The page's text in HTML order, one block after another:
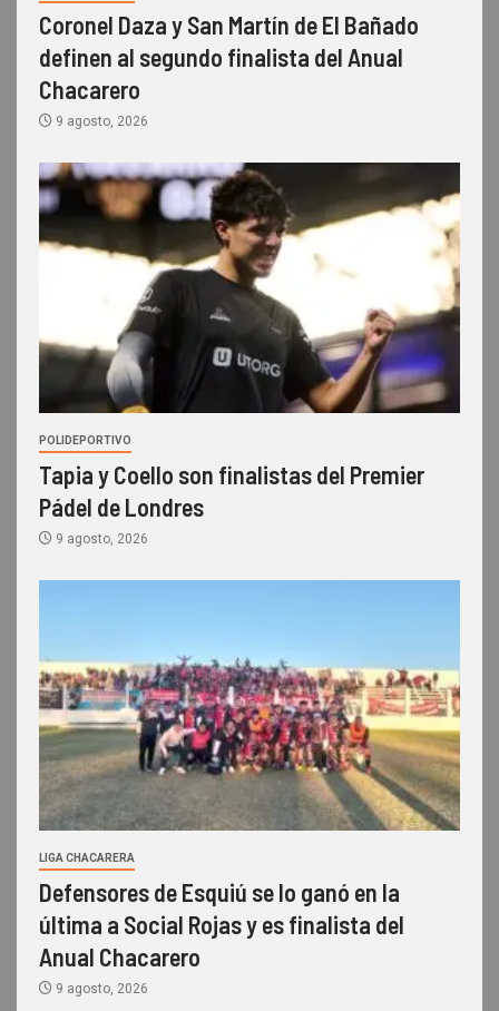
Coronel Daza y San Martín de El Bañado
definen al segundo finalista del Anual
Chacarero
9 agosto, 2026
POLIDEPORTIVO
Tapia y Coello son finalistas del Premier
Pádel de Londres
9 agosto, 2026
LIGA CHACARERA
Defensores de Esquiú se lo ganó en la
última a Social Rojas y es finalista del
Anual Chacarero
9 agosto, 2026